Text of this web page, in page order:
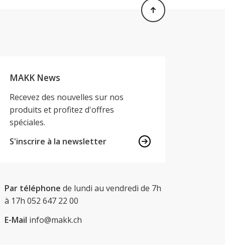
MAKK News
Recevez des nouvelles sur nos
produits et profitez d'offres
spéciales.
S'inscrire à la newsletter
Par téléphone de lundi au vendredi de 7h
à 17h 052 647 22 00
E-Mail info@makk.ch